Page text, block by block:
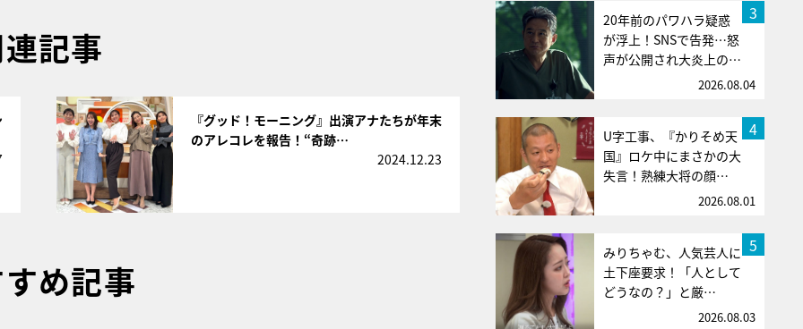
記事
『グッド！モーニング』出演アナたちが年末
のアレコレを報告！“奇跡…
2024.12.23
め記事
3
20年前のパワハラ疑惑
が浮上！SNSで告発…怒
声が公開され大炎上の…
2026.08.04
4
U字工事、『かりそめ天
国』ロケ中にまさかの大
失言！熟練大将の顔…
2026.08.01
5
みりちゃむ、人気芸人に
土下座要求！「人として
どうなの？」と厳…
2026.08.03